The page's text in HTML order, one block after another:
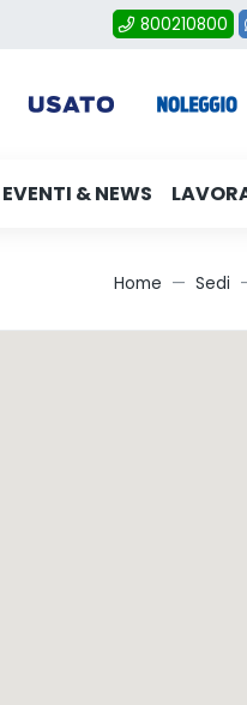
800210800
EVENTI & NEWS
Home Sedi